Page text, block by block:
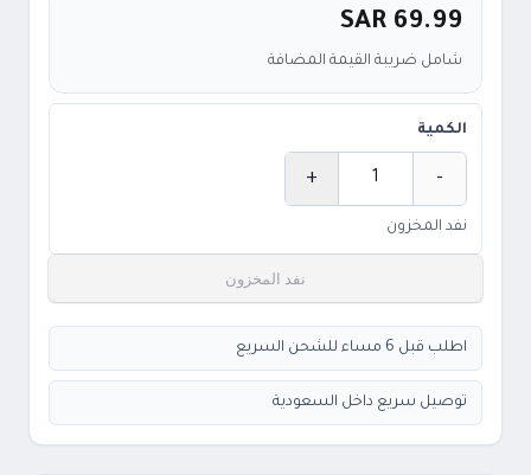
SAR 69.99
شامل ضريبة القيمة المضافة
الكمية
-
+
نفد المخزون
نفد المخزون
اطلب قبل 6 مساء للشحن السريع
توصيل سريع داخل السعودية